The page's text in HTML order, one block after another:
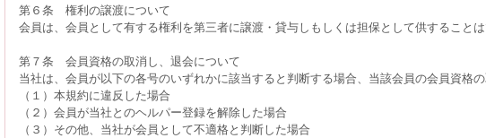
第６条 権利の譲渡について
会員は、会員として有する権利を第三者に譲渡・貸与しもしくは担保として供することは
第７条 会員資格の取消し、退会について
当社は、会員が以下の各号のいずれかに該当すると判断する場合、当該会員の会員資格の
（１）本規約に違反した場合
（２）会員が当社とのヘルパー登録を解除した場合
（３）その他、当社が会員として不適格と判断した場合